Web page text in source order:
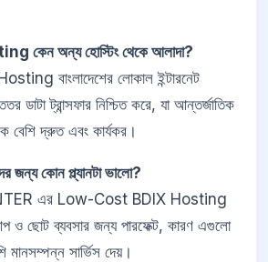
কেন অন্য হোস্টিং থেকে আলাদা?
বাংলাদেশের লোকাল ইন্টারনেট
ডাটা ট্রান্সফার নিশ্চিত করে, যা আন্তর্জাতিক
বেশি দ্রুত এবং কার্যকর।
জন্য কোন প্ল্যানটা ভালো?
এর Low-Cost BDIX Hosting
ও ছোট ব্যবসার জন্য পারফেক্ট, কারণ এগুলো
মানসম্পন্ন সার্ভিস দেয়।